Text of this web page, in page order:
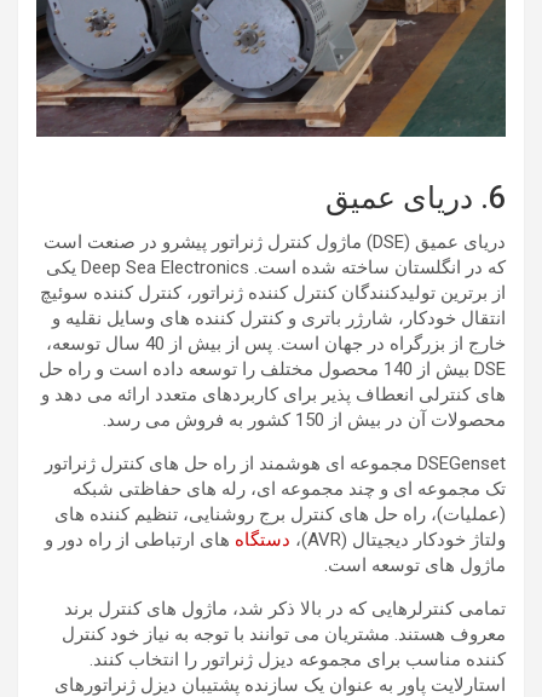
6. دریای عمیق
دریای عمیق (DSE) ماژول کنترل ژنراتور پیشرو در صنعت است
که در انگلستان ساخته شده است. Deep Sea Electronics یکی
از برترین تولیدکنندگان کنترل کننده ژنراتور، کنترل کننده سوئیچ
انتقال خودکار، شارژر باتری و کنترل کننده های وسایل نقلیه و
خارج از بزرگراه در جهان است. پس از بیش از 40 سال توسعه،
DSE بیش از 140 محصول مختلف را توسعه داده است و راه حل
های کنترلی انعطاف پذیر برای کاربردهای متعدد ارائه می دهد و
محصولات آن در بیش از 150 کشور به فروش می رسد.
DSEGenset مجموعه ای هوشمند از راه حل های کنترل ژنراتور
تک مجموعه ای و چند مجموعه ای، رله های حفاظتی شبکه
(عملیات)، راه حل های کنترل برج روشنایی، تنظیم کننده های
ولتاژ خودکار دیجیتال (AVR)،
دستگاه های ارتباطی از راه دور و
ماژول های توسعه است.
تمامی کنترلرهایی که در بالا ذکر شد، ماژول های کنترل برند
معروف هستند. مشتریان می توانند با توجه به نیاز خود کنترل
کننده مناسب برای مجموعه دیزل ژنراتور را انتخاب کنند.
استارلایت پاور به عنوان یک سازنده پشتیبان دیزل ژنراتورهای